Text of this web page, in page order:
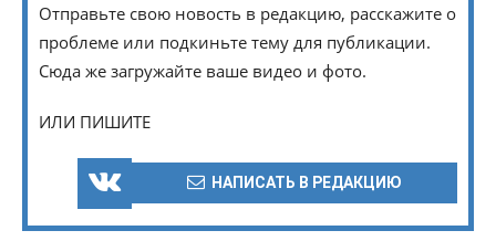
Отправьте свою новость в редакцию, расскажите о
проблеме или подкиньте тему для публикации.
Сюда же загружайте ваше видео и фото.
ИЛИ ПИШИТЕ
НАПИСАТЬ В РЕДАКЦИЮ